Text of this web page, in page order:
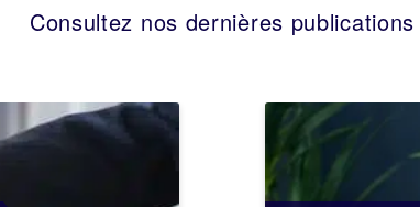
Consultez nos dernières publications